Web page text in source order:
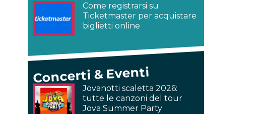
Come registrarsi su
Ticketmaster per acquistare
biglietti online
Concerti & Eventi
Jovanotti scaletta 2026:
tutte le canzoni del tour
Jova Summer Party